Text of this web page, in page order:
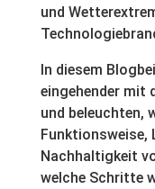
und
In diesem
eingehender mit
und beleuchten,
Nachhaltigkeit
welche Schritte